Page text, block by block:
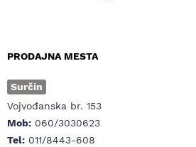
PRODAJNA MESTA
Surčin
Vojvođanska br. 153
Mob: 060/3030623
Tel: 011/8443-608